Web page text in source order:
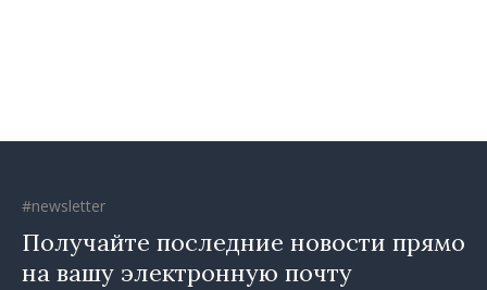
#newsletter
Получайте последние новости прямо
на вашу электронную почту